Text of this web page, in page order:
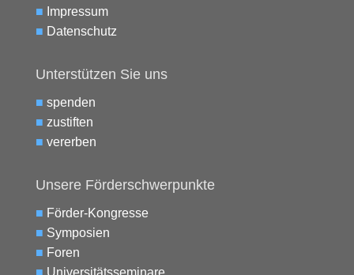
■ Impressum
■ Datenschutz
Unterstützen Sie uns
■ spenden
■ zustiften
■ vererben
Unsere Förderschwerpunkte
■ Förder-Kongresse
■ Symposien
■ Foren
■ Universitätsseminare